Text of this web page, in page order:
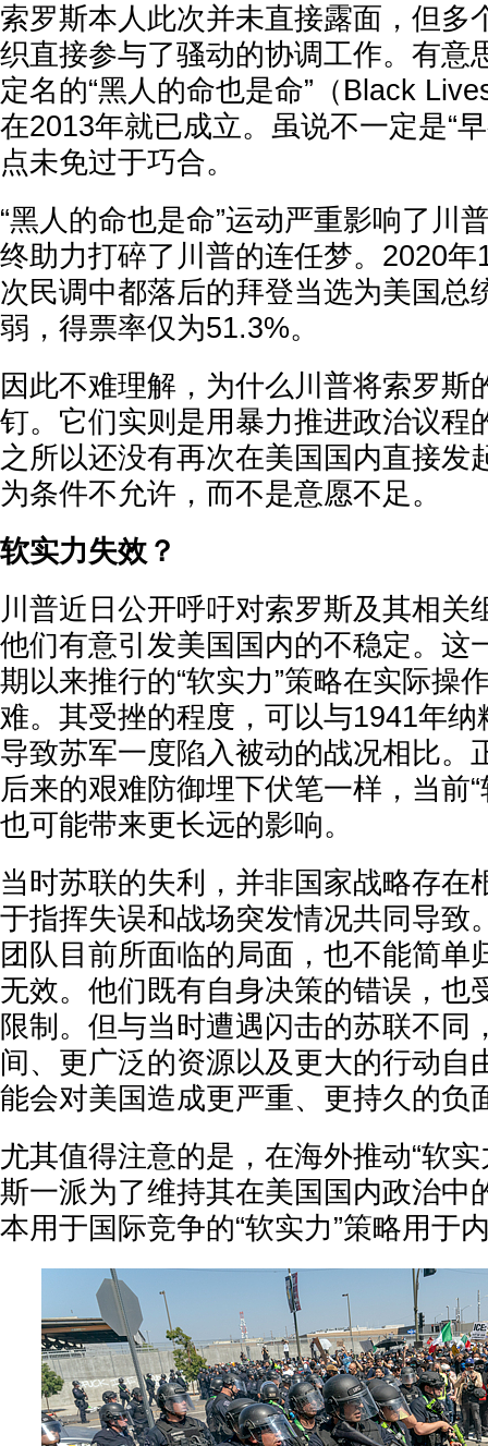
索罗斯本人此次并未直接露面，但多
织直接参与了骚动的协调工作。有意
定名的“黑人的命也是命”（Black
在2013年就已成立。虽说不一定是“
点未免过于巧合。
“黑人的命也是命”运动严重影响了川
终助力打碎了川普的连任梦。2020
次民调中都落后的拜登当选为美国总
弱，得票率仅为51.3%。
因此不难理解，为什么川普将索罗斯
钉。它们实则是用暴力推进政治议程
之所以还没有再次在美国国内直接发
为条件不允许，而不是意愿不足。
软实力失效？
川普近日公开呼吁对索罗斯及其相关
他们有意引发美国国内的不稳定。这
期以来推行的“软实力”策略在实际操
难。其受挫的程度，可以与1941年
导致苏军一度陷入被动的战况相比。
后来的艰难防御埋下伏笔一样，当前
也可能带来更长远的影响。
当时苏联的失利，并非国家战略存在
于指挥失误和战场突发情况共同导致
团队目前所面临的局面，也不能简单
无效。他们既有自身决策的错误，也
限制。但与当时遭遇闪击的苏联不同
间、更广泛的资源以及更大的行动自
能会对美国造成更严重、更持久的负
尤其值得注意的是，在海外推动“软
斯一派为了维持其在美国国内政治中
本用于国际竞争的“软实力”策略用于